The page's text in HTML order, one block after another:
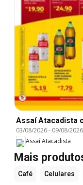
Assaí Atacadista
03/08/2026- 09/08/2026
Assaí Atacadista
Mais
Café Celulares